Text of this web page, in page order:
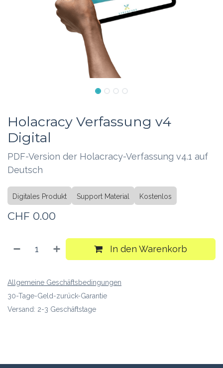
Holacracy Verfassung v4
Digital
PDF-Version der Holacracy-Verfassung v4.1 auf
Deutsch
Digitales Produkt Support Material Kostenlos
CHF 0.00
In den Warenkorb
Allgemeine Geschäftsbedingungen
30-Tage-Geld-zurück-Garantie
Versand: 2-3 Geschäftstage